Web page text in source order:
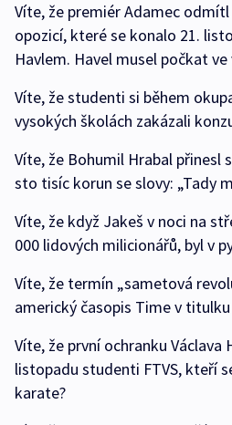
Víte, že premiér Adamec
opozicí, které se konalo 21.
Havlem. Havel musel počkat
Víte, že studenti si během
vysokých školách zakázali
Víte, že Bohumil Hrabal
sto tisíc korun se slovy: „Tady
Víte, že když Jakeš v noci na
000 lidových milicionářů, byl v
Víte, že termín „sametová
americký časopis Time v
Víte, že první ochranku Václava
listopadu studenti FTVS, kteří
karate?